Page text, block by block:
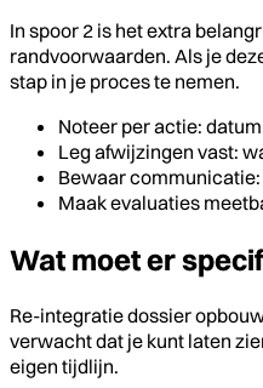
In spoor 2 is het extra
randvoorwaarden. Als je
stap in je proces te nemen.
Noteer per actie:
Leg afwijzingen vast:
Bewaar
Maak evaluaties
Wat moet er
Re-integratie dossier
verwacht dat je kunt laten
eigen tijdlijn.